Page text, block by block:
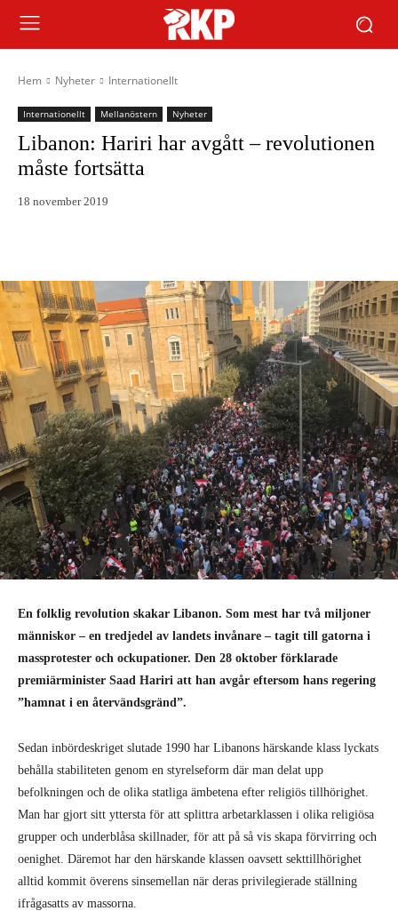
Hem Nyheter Internationellt
Internationellt Mellanöstern Nyheter
Libanon: Hariri har avgått – revolutionen
måste fortsätta
18 november 2019
En folklig revolution skakar Libanon. Som mest har två miljoner
människor – en tredjedel av landets invånare – tagit till gatorna i
massprotester och ockupationer. Den 28 oktober förklarade
premiärminister Saad Hariri att han avgår eftersom hans regering
”hamnat i en återvändsgränd”.
Sedan inbördeskriget slutade 1990 har Libanons härskande klass lyckats
behålla stabiliteten genom en styrelseform där man delat upp
befolkningen och de olika statliga ämbetena efter religiös tillhörighet.
Man har gjort sitt yttersta för att splittra arbetarklassen i olika religiösa
grupper och underblåsa skillnader, för att på så vis skapa förvirring och
oenighet. Däremot har den härskande klassen oavsett sekttillhörighet
alltid kommit överens sinsemellan när deras privilegierade ställning
ifrågasatts av massorna.